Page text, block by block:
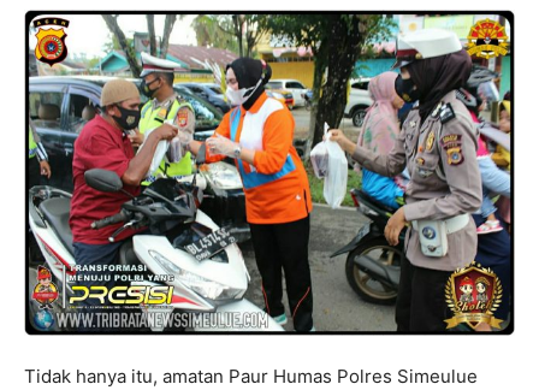
Tidak hanya itu, amatan Paur Humas Polres Simeulue